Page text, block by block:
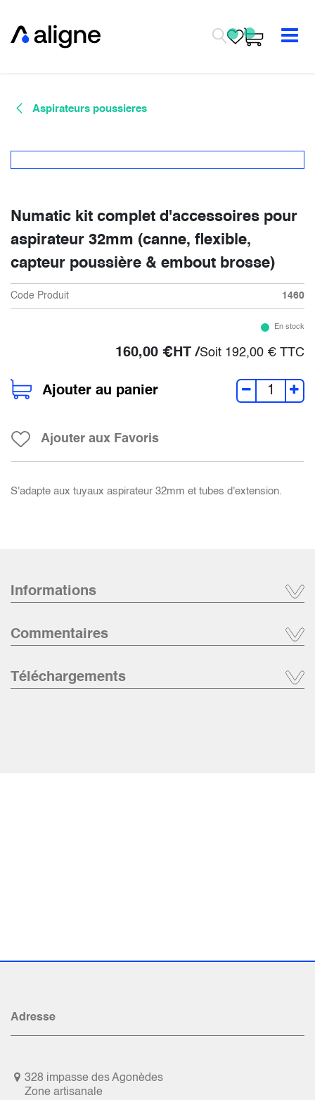
Aspirateurs poussieres
Numatic kit complet d'accessoires pour
aspirateur 32mm (canne, flexible,
capteur poussière & embout brosse)
Code Produit 1460
En stock
160,00 €HT /Soit 192,00 € TTC
Ajouter au panier
Ajouter aux Favoris
S'adapte aux tuyaux aspirateur 32mm et tubes d'extension.
Informations
Commentaires
Téléchargements
Adresse
328 impasse des Agonèdes
Zone artisanale